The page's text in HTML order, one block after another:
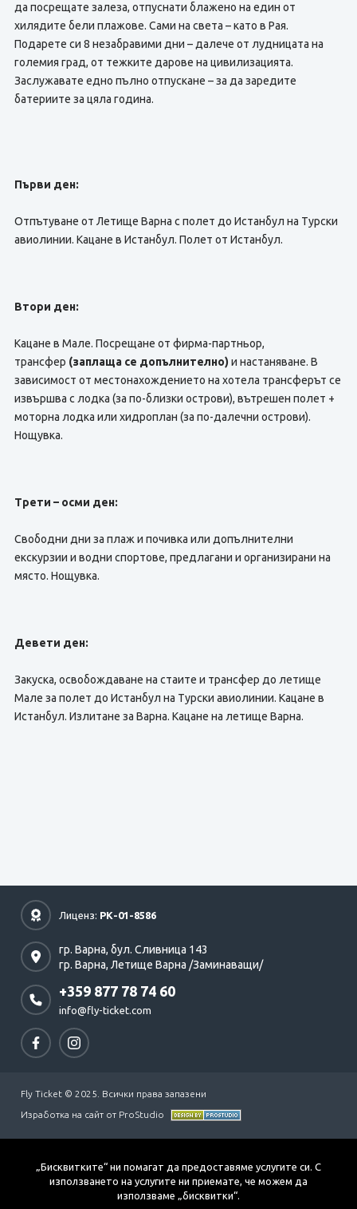
да посрещате залеза, отпуснати блажено на един от
хилядите бели плажове. Сами на света – като в Рая.
Подарете си 8 незабравими дни – далече от лудницата на
големия град, от тежките дарове на цивилизацията.
Заслужавате едно пълно отпускане – за да заредите
батериите за цяла година.
Първи ден:
Отпътуване от Летище Варна с полет до Истанбул на Турски
авиолинии. Кацане в Истанбул. Полет от Истанбул.
Втори ден:
Кацане в Мале. Посрещане от фирма-партньор,
трансфер (заплаща се допълнително) и настаняване. В
зависимост от местонахождението на хотела трансферът се
извършва с лодка (за по-близки острови), вътрешен полет +
моторна лодка или хидроплан (за по-далечни острови).
Нощувка.
Трети – осми ден:
Свободни дни за плаж и почивка или допълнителни
екскурзии и водни спортове, предлагани и организирани на
място. Нощувка.
Девети ден:
Закуска, освобождаване на стаите и трансфер до летище
Мале за полет до Истанбул на Турски авиолинии. Кацане в
Истанбул. Излитане за Варна. Кацане на летище Варна.
Лиценз: РК-01-8586
гр. Варна, бул. Сливница 143
гр. Варна, Летище Варна /Заминаващи/
+359 877 78 74 60
info@fly-ticket.com
Fly Ticket © 2025. Всички права запазени
Изработка на сайт от ProStudio
„Бисквитките“ ни помагат да предоставяме услугите си. С
използването на услугите ни приемате, че можем да
използваме „бисквитки“.